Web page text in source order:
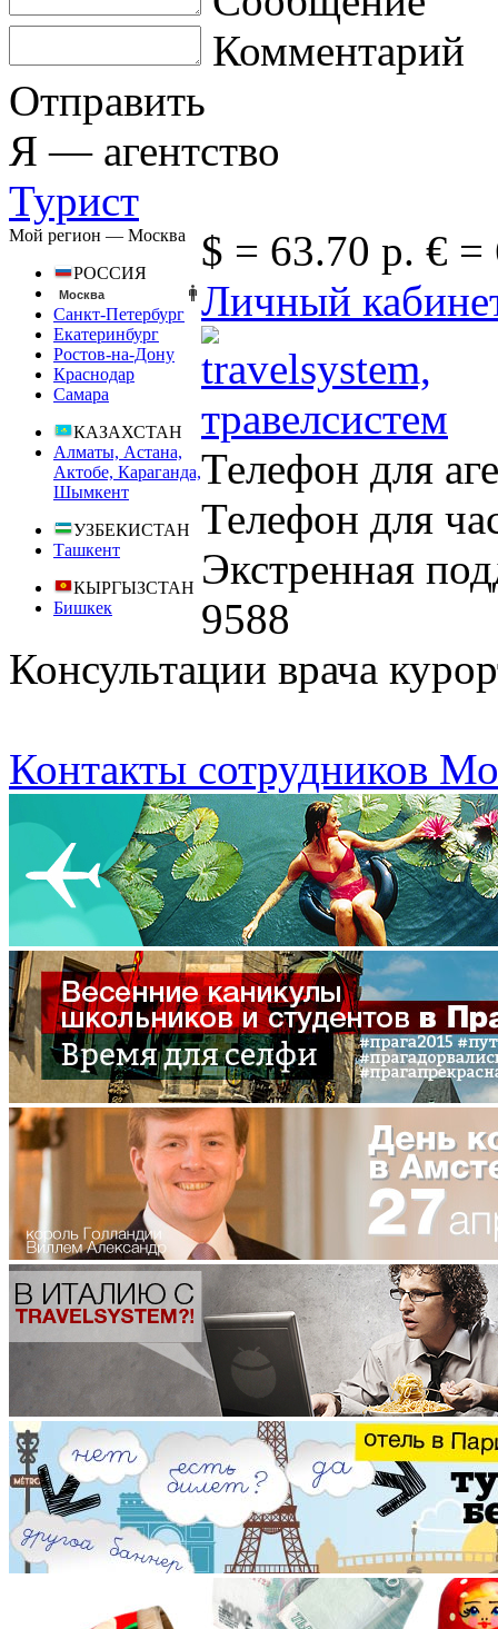
Комментарий
Отправить
Я — агентство
Турист
Мой регион — Москва
РОССИЯ
Москва
Санкт-Петербург
Екатеринбург
Ростов-на-Дону
Краснодар
Самара
КАЗАХСТАН
Алматы, Астана,
Актобе, Караганда,
Шымкент
УЗБЕКИСТАН
Ташкент
КЫРГЫЗСТАН
Бишкек
$ = 63.70 р. € =
Личный
Телефон для
Телефон для
Экстренная
9588
Консультации врача
Контакты сотрудников